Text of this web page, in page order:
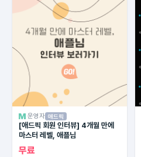
운영자 애드픽
[애드픽 회원 인터뷰] 4개월 만에
마스터 레벨, 애플님
무료